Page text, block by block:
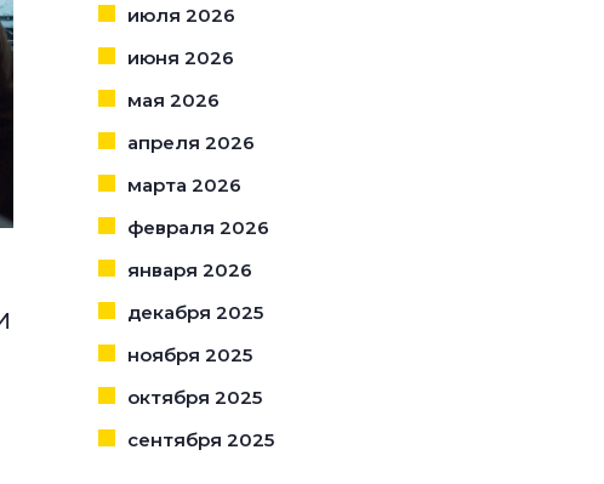
июля 2026
июня 2026
мая 2026
апреля 2026
марта 2026
февраля 2026
января 2026
декабря 2025
ноября 2025
октября 2025
сентября 2025